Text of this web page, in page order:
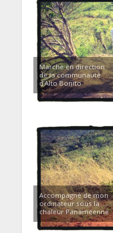
Marche en direction
de la communauté
d’Alto Bonito
Accompagné de mon
ordinateur sous la
chaleur Panaméenne